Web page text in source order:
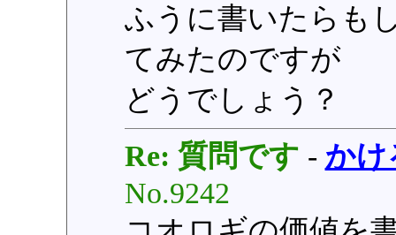
ふうに書いたらも
てみたのですが
どうでしょう？
Re: 質問です - かけ
No.9242